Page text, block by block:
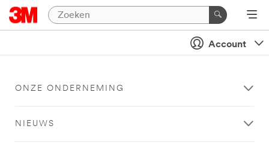
Account
ONZE ONDERNEMING
NIEUWS